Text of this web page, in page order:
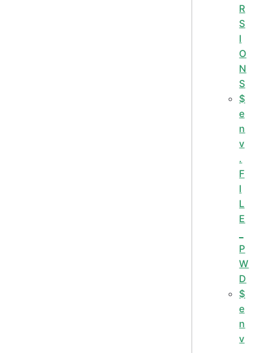
R
S
I
O
N
S
$
e
n
v
.
F
I
L
E
P
W
D
$
e
n
v